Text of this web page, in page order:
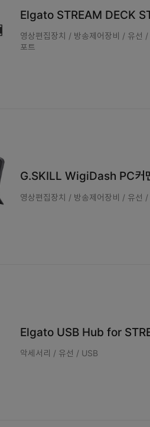
Elgato STREAM DECK
영상편집장치 / 방송제어장비 / 유
포트
G.SKILL WigiDash PC커
영상편집장치 / 방송제어장비 / 유
Elgato USB Hub for
악세서리 / 유선 / USB